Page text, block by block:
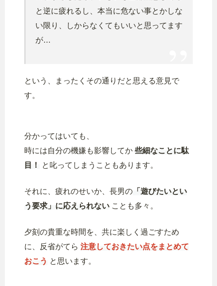
と逆に疲れるし、本当に危ない事とかしな
い限り、しからなくてもいいと思ってます
が…
という、まったくその通りだと思える意見で
す。
分かってはいても、
時には自分の機嫌も影響してか 些細なことに駄
目！
と叱ってしまうこともあります。
それに、疲れのせいか、長男の 「遊びたいとい
う要求」に応えられない ことも多々。
夕刻の貴重な時間を、共に楽しく過ごすため
に、反省がてら 注意しておきたい点をまとめて
おこう と思います。